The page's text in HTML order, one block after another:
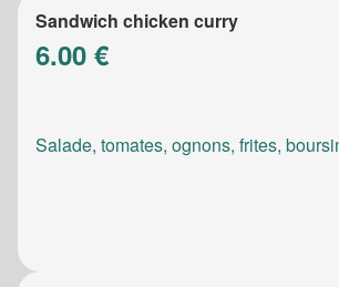
Sandwich chicken curry
6.00 €
Salade, tomates, ognons, frites,